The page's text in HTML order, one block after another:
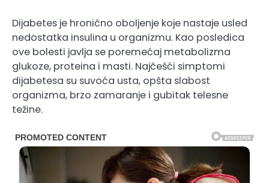
Dijabetes je hronično oboljenje koje nastaje usled
nedostatka insulina u organizmu. Kao posledica
ove bolesti javlja se poremećaj metabolizma
glukoze, proteina i masti. Najčešći simptomi
dijabetesa su suvoća usta, opšta slabost
organizma, brzo zamaranje i gubitak telesne
težine.